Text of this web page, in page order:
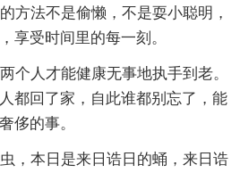
方法不是偷懒，不是耍小聪明，
享受时间里的每一刻。
个人才能健康无事地执手到老。
都回了家，自此谁都别忘了，能
侈的事。
，本日是来日诰日的蛹，来日诰